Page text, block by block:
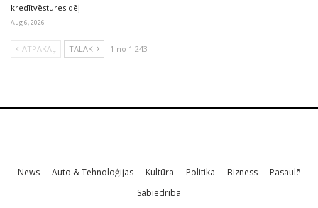
kredītvēstures dēļ
Aug 6, 2026
ATPAKAĻ TĀLĀK 1 no 1 243
News Auto & Tehnoloģijas Kultūra Politika Bizness
Pasaulē
Sabiedrība